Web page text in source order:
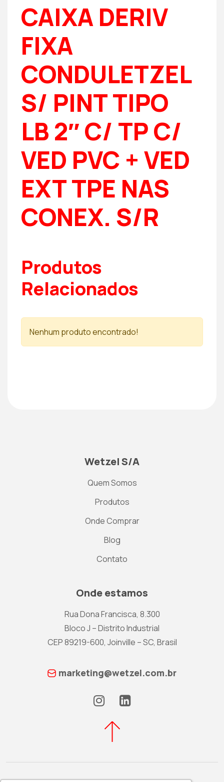
CAIXA DERIV
FIXA
CONDULETZEL
S/ PINT TIPO
LB 2″ C/ TP C/
VED PVC + VED
EXT TPE NAS
CONEX. S/R
Produtos
Relacionados
Nenhum produto encontrado!
Wetzel S/A
Quem Somos
Produtos
Onde Comprar
Blog
Contato
Onde estamos
Rua Dona Francisca, 8.300
Bloco J – Distrito Industrial
CEP 89219-600, Joinville – SC, Brasil
marketing@wetzel.com.br